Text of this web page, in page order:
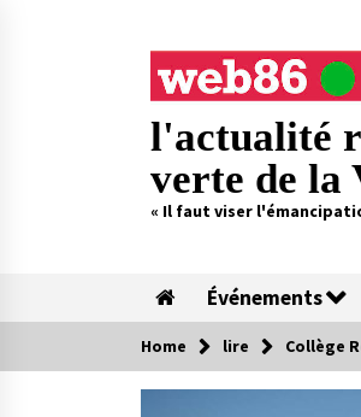
l'actualité
verte de la
« Il faut viser
Événements
Home lire Collège